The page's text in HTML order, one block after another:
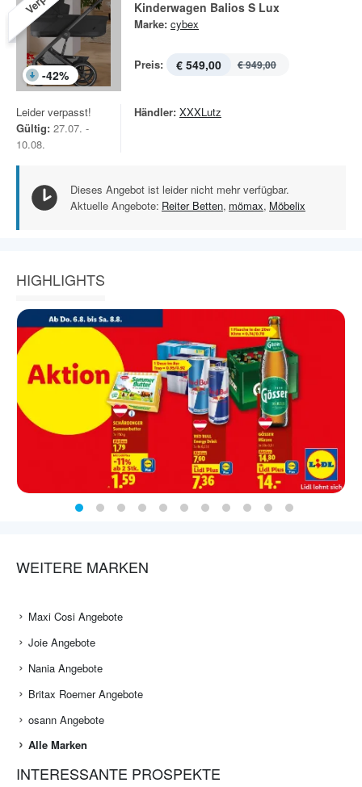
-42%
Kinderwagen Balios S Lux
Marke: cybex
Preis: € 549,00 € 949,00
Leider verpasst!
Gültig: 27.07. -
10.08.
Händler: XXXLutz
Dieses Angebot ist leider nicht mehr verfügbar.
Aktuelle Angebote: Reiter Betten, mömax, Möbelix
HIGHLIGHTS
WEITERE MARKEN
Maxi Cosi Angebote
Joie Angebote
Nania Angebote
Britax Roemer Angebote
osann Angebote
Alle Marken
INTERESSANTE PROSPEKTE